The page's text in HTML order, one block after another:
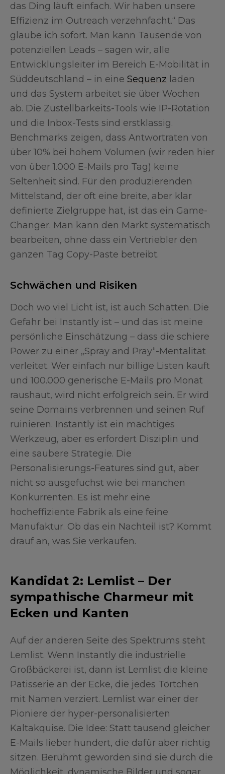
das Ding läuft einfach. Wir haben unsere
Effizienz im Outreach verzehnfacht.“ Das
glaube ich sofort. Man kann Tausende von
potenziellen Leads – sagen wir, alle
Entwicklungsleiter im Bereich E-Mobilität in
Süddeutschland – in eine Sequenz laden
und das System arbeitet sie über Wochen
ab. Die Zustellbarkeits-Tools wie IP-Rotation
und die Inbox-Tests sind erstklassig.
Benchmarks zeigen, dass Antwortraten von
über 10% bei hohem Volumen (wir reden hier
von über 1.000 E-Mails pro Tag) keine
Seltenheit sind. Für den produzierenden
Mittelstand, der oft eine breite, aber klar
definierte Zielgruppe hat, ist das ein Game-
Changer. Man kann den Markt systematisch
bearbeiten, ohne dass ein Vertriebler den
ganzen Tag Copy-Paste betreibt.
Schwächen und Risiken
Doch wo viel Licht ist, ist auch Schatten. Die
Gefahr bei Instantly ist – und das ist meine
persönliche Einschätzung – dass die schiere
Power zu einer „Spray and Pray“-Mentalität
verleitet. Wer einfach nur billige Listen kauft
und 100.000 generische E-Mails pro Monat
raushaut, wird nicht erfolgreich sein. Er wird
seine Domains verbrennen und seinen Ruf
ruinieren. Instantly ist ein mächtiges
Werkzeug, aber es erfordert Disziplin und
eine saubere Strategie. Die
Personalisierungs-Features sind gut, aber
nicht so ausgefuchst wie bei manchen
Konkurrenten. Es ist mehr eine
hocheffiziente Fabrik als eine feine
Manufaktur. Ob das ein Nachteil ist? Kommt
drauf an, was Sie verkaufen.
Kandidat 2: Lemlist – Der
sympathische Charmeur mit
Ecken und Kanten
Auf der anderen Seite des Spektrums steht
Lemlist. Wenn Instantly die industrielle
Großbäckerei ist, dann ist Lemlist die kleine
Patisserie an der Ecke, die jedes Törtchen
mit Namen verziert. Lemlist war einer der
Pioniere der hyper-personalisierten
Kaltakquise. Die Idee: Statt tausend gleicher
E-Mails lieber hundert, die dafür aber richtig
sitzen. Berühmt geworden sind sie durch die